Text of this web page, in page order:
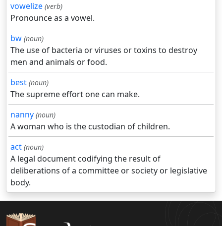
vowelize (verb)
Pronounce as a vowel.
bw (noun)
The use of bacteria or viruses or toxins to destroy
men and animals or food.
best (noun)
The supreme effort one can make.
nanny (noun)
A woman who is the custodian of children.
act (noun)
A legal document codifying the result of
deliberations of a committee or society or legislative
body.